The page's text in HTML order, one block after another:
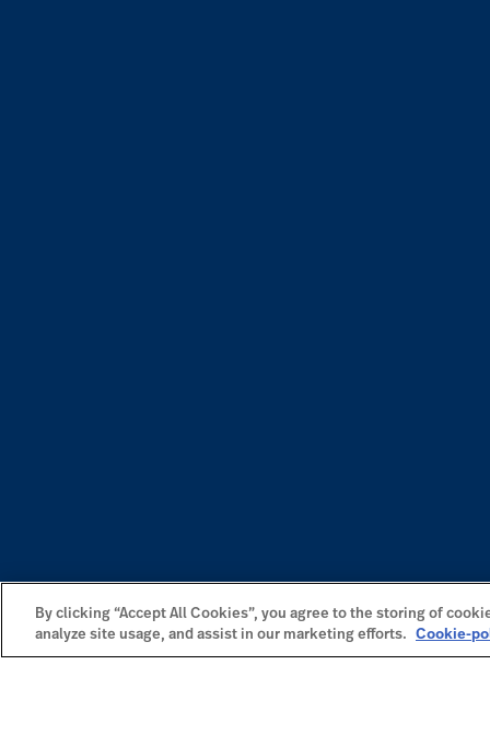
By clicking “Accept All Cookies”, you agree to the storing of
analyze site usage, and assist in our marketing efforts.
Cookie-